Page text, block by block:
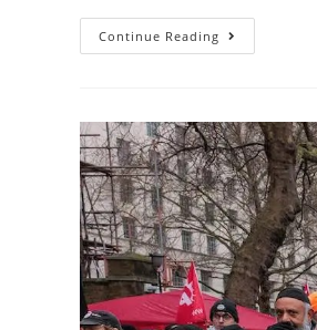
Continue Reading